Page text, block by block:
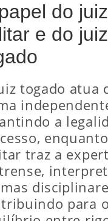
do juiz
e do juiz
togado atua
a
traz a
para o